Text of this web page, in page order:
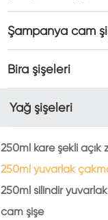
Şampanya cam
Bira şişeleri
Yağ şişeleri
250ml kare şekli açık
250ml yuvarlak
250ml silindir
cam şişe